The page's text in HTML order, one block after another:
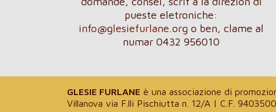
pueste eletroniche:
info@glesiefurlane.org o ben, clame al
numar 0432 956010
GLESIE FURLANE è una associazione di
Villanova via F.lli Pischiutta n. 12/A | C.F.